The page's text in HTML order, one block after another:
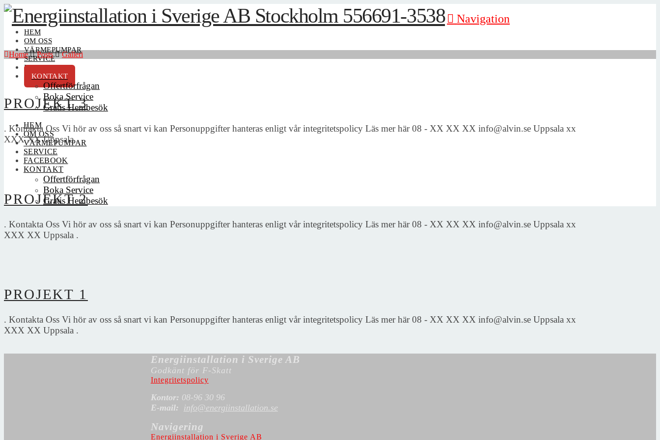
Navigation
HEM
OM OSS
VÄRMEPUMPAR
SERVICE
FACEBOOK
KONTAKT
Offertförfrågan
Boka Service
Gratis Hembesök
HEM
OM OSS
VÄRMEPUMPAR
SERVICE
FACEBOOK
KONTAKT
Offertförfrågan
Boka Service
Gratis Hembesök
Home Posts Galleri
PROJEKT 3
. Kontakta Oss Vi hör av oss så snart vi kan Personuppgifter hanteras enligt vår integritetspolicy Läs mer här 08 - XX XX XX info@alvin.se Uppsala xx
XXX XX Uppsala .
PROJEKT 2
. Kontakta Oss Vi hör av oss så snart vi kan Personuppgifter hanteras enligt vår integritetspolicy Läs mer här 08 - XX XX XX info@alvin.se Uppsala xx
XXX XX Uppsala .
PROJEKT 1
. Kontakta Oss Vi hör av oss så snart vi kan Personuppgifter hanteras enligt vår integritetspolicy Läs mer här 08 - XX XX XX info@alvin.se Uppsala xx
XXX XX Uppsala .
Energiinstallation i Sverige AB
Godkänt för F-Skatt
Integritetspolicy
Kontor: 08-96 30 96
E-mail: info@energiinstallation.se
Navigering
Energiinstallation i Sverige AB